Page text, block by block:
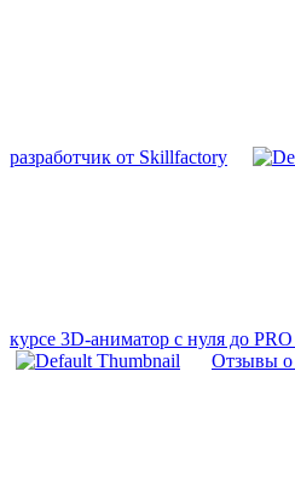
разработчик от Skillfactory
курсе 3D-аниматор с нуля до
Отзывы о